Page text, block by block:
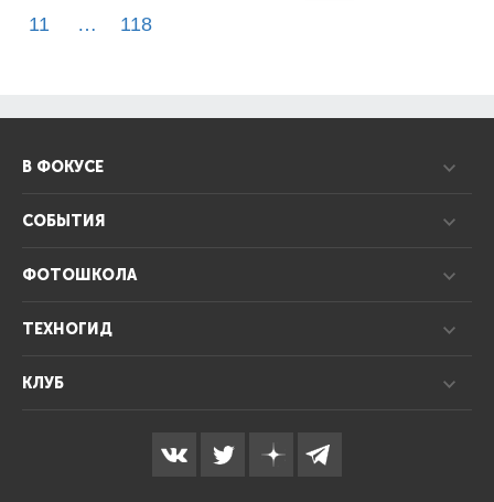
11 … 118
В ФОКУСЕ
СОБЫТИЯ
ФОТОШКОЛА
ТЕХНОГИД
КЛУБ